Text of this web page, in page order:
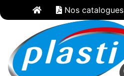
Nos catalogues
Panneau de gestion des cookies